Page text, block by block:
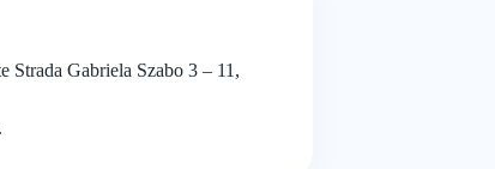
Strada Gabriela Szabo 3 – 11,